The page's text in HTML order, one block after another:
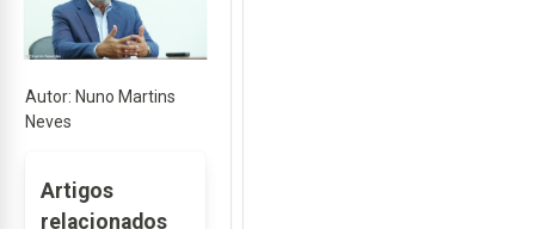
Autor: Nuno Martins
Neves
Artigos
relacionados